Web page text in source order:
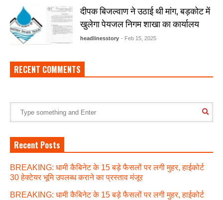
दीपक बिजल्वाण ने उठाई थी मांग, बड़कोट में
खुलेगा पेयजल निगम शाखा का कार्यालय
headlinesstory - Feb 15, 2025
RECENT COMMENTS
Recent Posts
BREAKING: धामी कैबिनेट के 15 बड़े फैसलों पर लगी मुहर, हाईकोर्ट
30 हेक्टेयर भूमि उपलब्ध कराने का प्रस्ताव मंजूर
BREAKING: धामी कैबिनेट के 15 बड़े फैसलों पर लगी मुहर, हाईकोर्ट